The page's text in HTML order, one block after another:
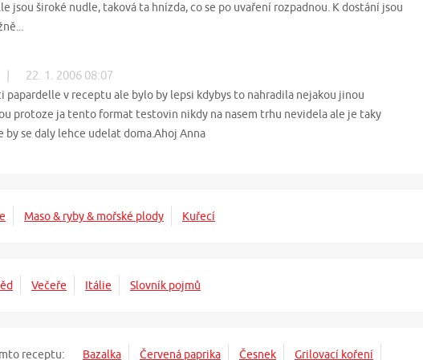
jsou široké nudle, taková ta hnízda, co se po uvaření rozpadnou. K dostání jsou
22. 1. 2006 08:07
papardelle v receptu ale bylo by lepsi kdybys to nahradila nejakou jinou
protoze ja tento format testovin nikdy na nasem trhu nevidela ale je taky
by se daly lehce udelat doma.Ahoj Anna
Maso & ryby & mořské plody Kuřecí
Večeře Itálie Slovník pojmů
receptu: Bazalka Červená paprika Česnek
Grilovací koření